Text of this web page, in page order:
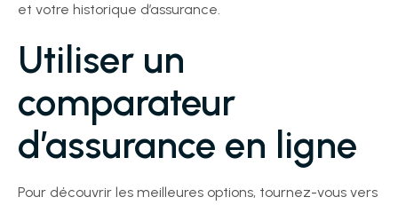
et votre historique d’assurance.
Utiliser un
comparateur
d’assurance en ligne
Pour découvrir les meilleures options, tournez-vous vers